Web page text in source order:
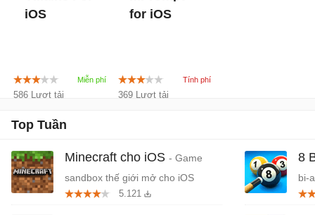
iOS
586 Lượt tải
for iOS
369 Lượt tải
Top Tuần
Minecraft cho iOS - Game
sandbox thế giới mở cho iOS
5.121
8
bi-